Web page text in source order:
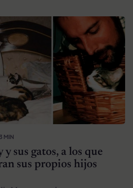
3 MIN
sus gatos, a los que
sus propios hijos